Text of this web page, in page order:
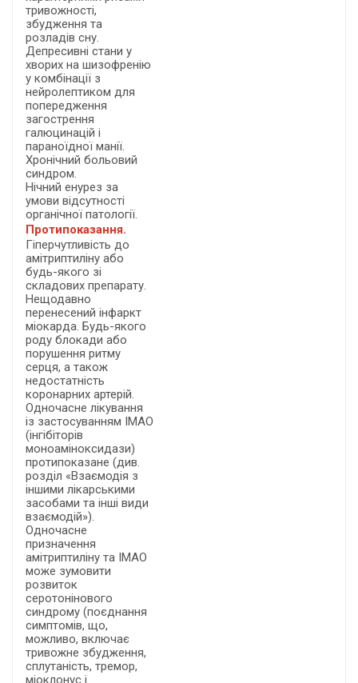
тривожності,
збудження та
розладів сну.
Депресивні стани у
хворих на шизофренію
у комбінації з
нейролептиком для
попередження
загострення
галюцинацій і
параноїдної манії.
Хронічний больовий
синдром.
Нічний енурез за
умови відсутності
органічної патології.
Протипоказання.
Гіперчутливість до
амітриптиліну або
будь-якого зі
складових препарату.
Нещодавно
перенесений інфаркт
міокарда. Будь-якого
роду блокади або
порушення ритму
серця, а також
недостатність
коронарних артерій.
Одночасне лікування
із застосуванням ІМАО
(інгібіторів
моноаміноксидази)
протипоказане (див.
розділ «Взаємодія з
іншими лікарськими
засобами та інші види
взаємодій»).
Одночасне
призначення
амітриптиліну та ІМАО
може зумовити
розвиток
серотонінового
синдрому (поєднання
симптомів, що,
можливо, включає
тривожне збудження,
сплутаність, тремор,
міоклонус і